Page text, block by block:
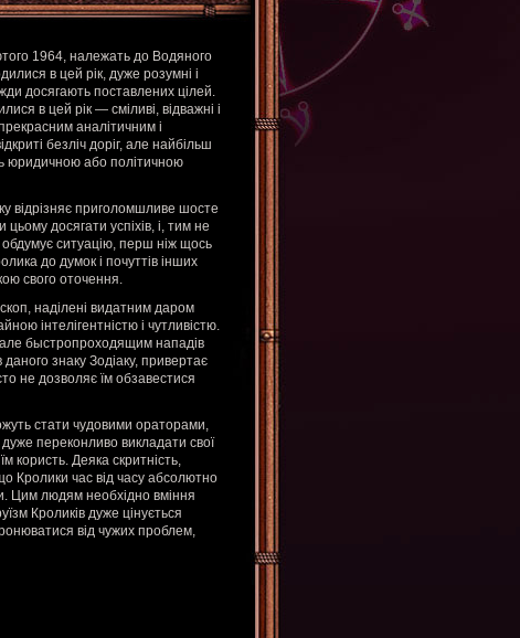
1964, належать до Водяного
в цей рік, дуже розумні і
досягають поставлених цілей.
в цей рік — сміливі, відважні і
аналітичним і
безліч доріг, але найбільш
юридичною або політичною
відрізняє приголомшливе шосте
досягати успіхів, і, тим не
ситуацію, перш ніж щось
до думок і почуттів інших
свого оточення.
наділені видатним даром
інтелігентністю і чутливістю.
але быстропроходящим нападів
знаку Зодіаку, привертає
не дозволяє їм обзавестися
стати чудовими ораторами,
переконливо викладати свої
користь. Деяка скритність,
Кролики час від часу абсолютно
Цим людям необхідно вміння
Кроликів дуже цінується
від чужих проблем,